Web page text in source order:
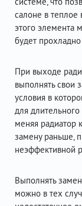
салоне в теплое
этого элемента
будет
При выходе
выполнять свои
условия в
для
меняя радиатор
замену раньше,
неэффективной
Выполнять
можно в тех